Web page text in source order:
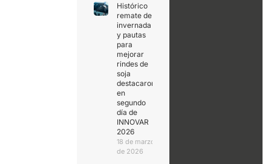
Histórico
remate de
invernada
y pautas
para
mejorar
rindes de
soja
destacaron
en
segundo
día de
INNOVAR
2026
18 de marzo
de 2026